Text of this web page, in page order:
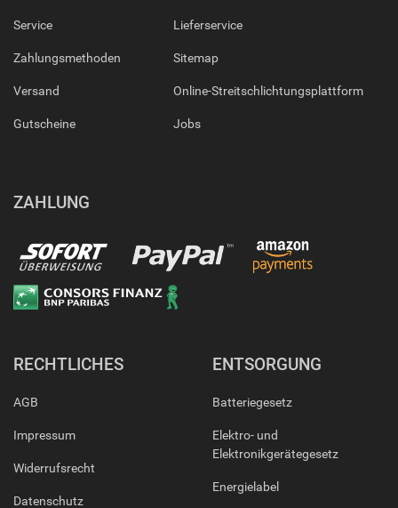
Service
Zahlungsmethoden
Versand
Gutscheine
Lieferservice
Sitemap
Online-Streitschlichtungsplattform
Jobs
ZAHLUNG
RECHTLICHES
AGB
Impressum
Widerrufsrecht
Datenschutz
ENTSORGUNG
Batteriegesetz
Elektro- und
Elektronikgerätegesetz
Energielabel